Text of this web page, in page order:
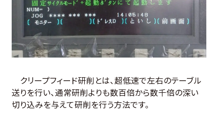
クリープフィード研削とは、超低速で左右のテーブル
送りを行い、通常研削よりも数百倍から数千倍の深い
切り込みを与えて研削を行う方法です。